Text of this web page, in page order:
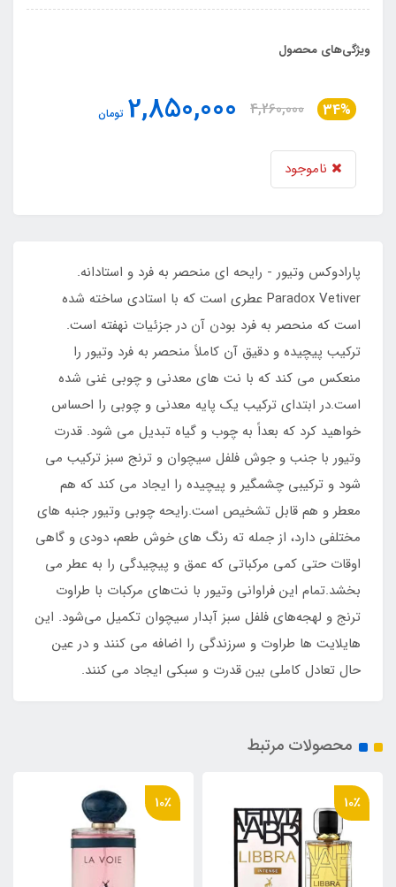
ویژگی‌های محصول
34%
4,260,000
2,850,000 تومان
ناموجود
پارادوکس وتیور - رایحه ای منحصر به فرد و استادانه.
Paradox Vetiver عطری است که با استادی ساخته شده
است که منحصر به فرد بودن آن در جزئیات نهفته است.
ترکیب پیچیده و دقیق آن کاملاً منحصر به فرد وتیور را
منعکس می کند که با نت های معدنی و چوبی غنی شده
است.در ابتدای ترکیب یک پایه معدنی و چوبی را احساس
خواهید کرد که بعداً به چوب و گیاه تبدیل می شود. قدرت
وتیور با جنب و جوش فلفل سیچوان و ترنج سبز ترکیب می
شود و ترکیبی چشمگیر و پیچیده را ایجاد می کند که هم
معطر و هم قابل تشخیص است.رایحه چوبی وتیور جنبه های
مختلفی دارد، از جمله ته رنگ های خوش طعم، دودی و گاهی
اوقات حتی کمی مرکباتی که عمق و پیچیدگی را به عطر می
بخشد.تمام این فراوانی وتیور با نت‌های مرکبات با طراوت
ترنج و لهجه‌های فلفل سبز آبدار سیچوان تکمیل می‌شود. این
هایلایت ها طراوت و سرزندگی را اضافه می کنند و در عین
حال تعادل کاملی بین قدرت و سبکی ایجاد می کنند.
محصولات مرتبط
10٪ 10٪